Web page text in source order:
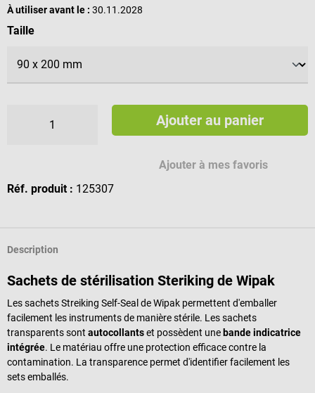
À utiliser avant le : 30.11.2028
Sélectionnez
Taille
Ajouter au panier
Ajouter à mes favoris
Réf. produit : 125307
Description
Sachets de stérilisation Steriking de Wipak
Les sachets Streiking Self-Seal de Wipak permettent d'emballer
facilement les instruments de manière stérile. Les sachets
transparents sont autocollantset possèdent une bande indicatrice
intégrée. Le matériau offre une protection efficace contre la
contamination. La transparence permet d'identifier facilement les
sets emballés.